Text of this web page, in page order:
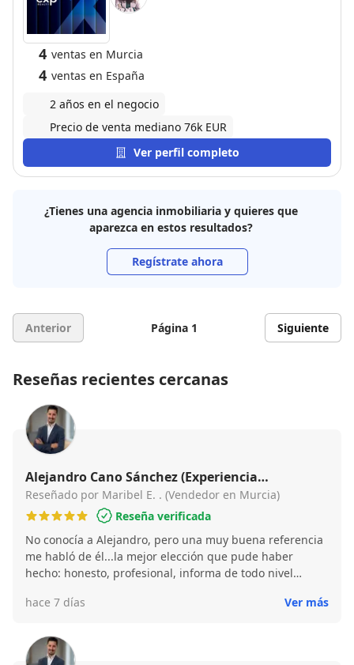
4 ventas en Murcia
4 ventas en España
2 años en el negocio
Precio de venta mediano 76k EUR
Ver perfil completo
¿Tienes una agencia inmobiliaria y quieres que
aparezca en estos resultados?
Regístrate ahora
Anterior Página 1 Siguiente
Reseñas recientes cercanas
Alejandro Cano Sánchez (Experiencia
Inmobiliaria)
Reseñado por Maribel E. . (Vendedor en Murcia)
Reseña verificada
No conocía a Alejandro, pero una muy buena referencia
me habló de él...la mejor elección que pude haber
hecho: honesto, profesional, informa de todo nivel
rápido y, a pesar de la pena de la pérdida del bien
cómodo, muy cómodo, se encargó de todo como si fuera
un bien suyo. Muy muy muy recomendable, le estaré
hace 7 días Ver más